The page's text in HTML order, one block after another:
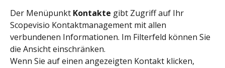
Der Menüpunkt Kontakte gibt Zugriff auf Ihr
Scopevisio Kontaktmanagement mit allen
verbundenen Informationen. Im Filterfeld können Sie
die Ansicht einschränken.
Wenn Sie auf einen angezeigten Kontakt klicken,